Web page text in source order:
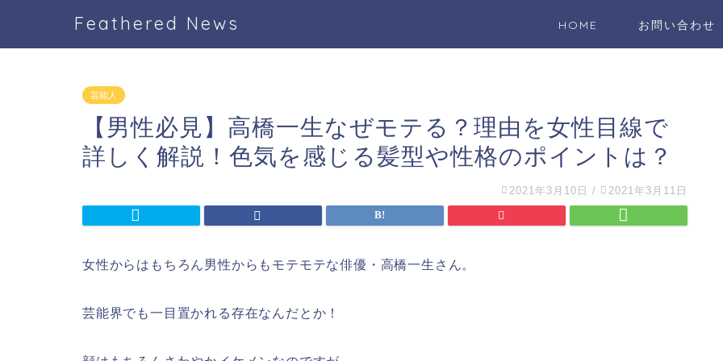
Feathered News HOME お問い合わせ
芸能人
【男性必見】高橋一生なぜモテる？理由を女性目線で
詳しく解説！色気を感じる髪型や性格のポイントは？
2021年3月10日 / 2021年3月11日
女性からはもちろん男性からもモテモテな俳優・高橋一生さん。
芸能界でも一目置かれる存在なんだとか！